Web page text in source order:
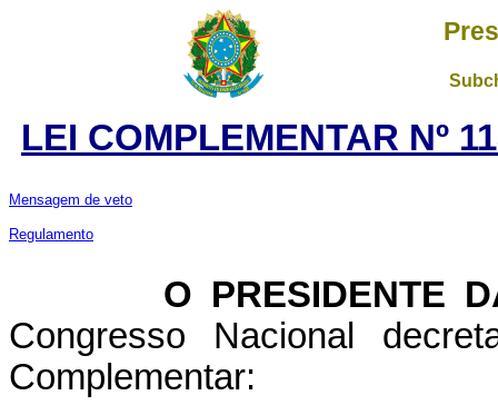
LEI COMPLEMENTAR Nº
Mensagem de veto
Regulamento
O PRESIDENTE DA
Congresso Nacional
Complementar: